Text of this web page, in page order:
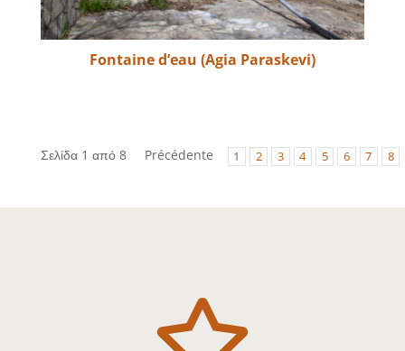
Fontaine d’eau (Agia Paraskevi)
Σελίδα 1 από 8 Précédente 1 2 3 4 5 6 7 8